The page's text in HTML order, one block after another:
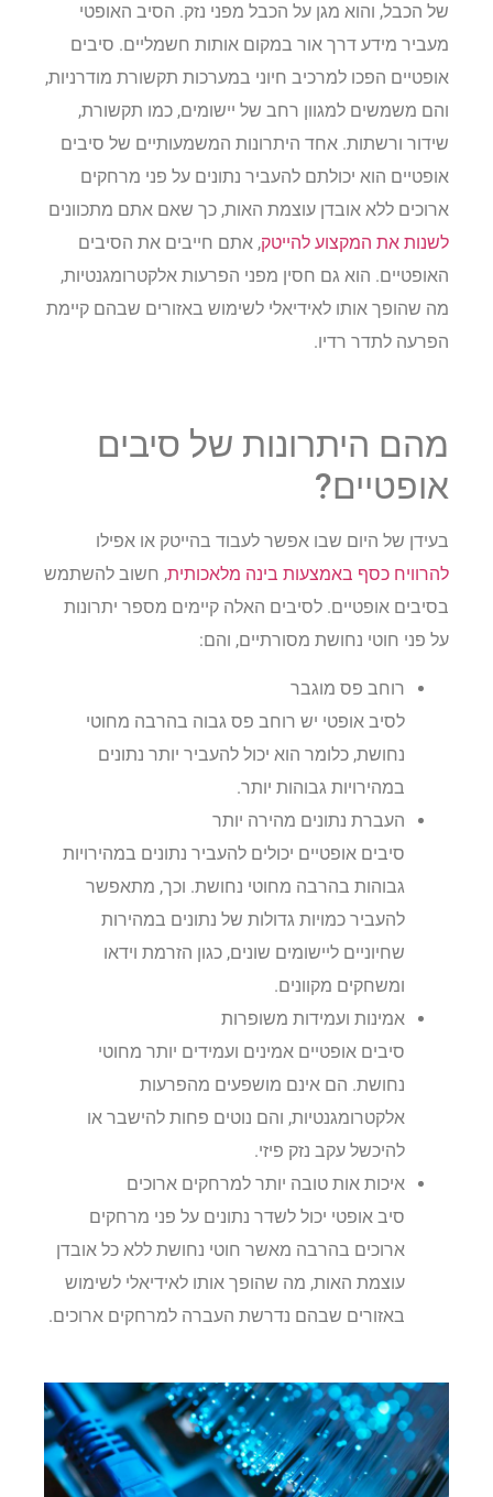
של הכבל, והוא מגן על הכבל מפני נזק. הסיב האופטי
מעביר מידע דרך אור במקום אותות חשמליים. סיבים
אופטיים הפכו למרכיב חיוני במערכות תקשורת מודרניות,
והם משמשים למגוון רחב של יישומים, כמו תקשורת,
שידור ורשתות. אחד היתרונות המשמעותיים של סיבים
אופטיים הוא יכולתם להעביר נתונים על פני מרחקים
ארוכים ללא אובדן עוצמת האות, כך שאם אתם מתכוונים
לשנות את המקצוע להייטק, אתם חייבים את הסיבים
האופטיים. הוא גם חסין מפני הפרעות אלקטרומגנטיות,
מה שהופך אותו לאידיאלי לשימוש באזורים שבהם קיימת
הפרעה לתדר רדיו.
מהם היתרונות של סיבים
אופטיים?
בעידן של היום שבו אפשר לעבוד בהייטק או אפילו
להרוויח כסף באמצעות בינה מלאכותית, חשוב להשתמש
בסיבים אופטיים. לסיבים האלה קיימים מספר יתרונות
על פני חוטי נחושת מסורתיים, והם:
רוחב פס מוגבר
לסיב אופטי יש רוחב פס גבוה בהרבה מחוטי
נחושת, כלומר הוא יכול להעביר יותר נתונים
במהירויות גבוהות יותר.
העברת נתונים מהירה יותר
סיבים אופטיים יכולים להעביר נתונים במהירויות
גבוהות בהרבה מחוטי נחושת. וכך, מתאפשר
להעביר כמויות גדולות של נתונים במהירות
שחיוניים ליישומים שונים, כגון הזרמת וידאו
ומשחקים מקוונים.
אמינות ועמידות משופרות
סיבים אופטיים אמינים ועמידים יותר מחוטי
נחושת. הם אינם מושפעים מהפרעות
אלקטרומגנטיות, והם נוטים פחות להישבר או
להיכשל עקב נזק פיזי.
איכות אות טובה יותר למרחקים ארוכים
סיב אופטי יכול לשדר נתונים על פני מרחקים
ארוכים בהרבה מאשר חוטי נחושת ללא כל אובדן
עוצמת האות, מה שהופך אותו לאידיאלי לשימוש
באזורים שבהם נדרשת העברה למרחקים ארוכים.